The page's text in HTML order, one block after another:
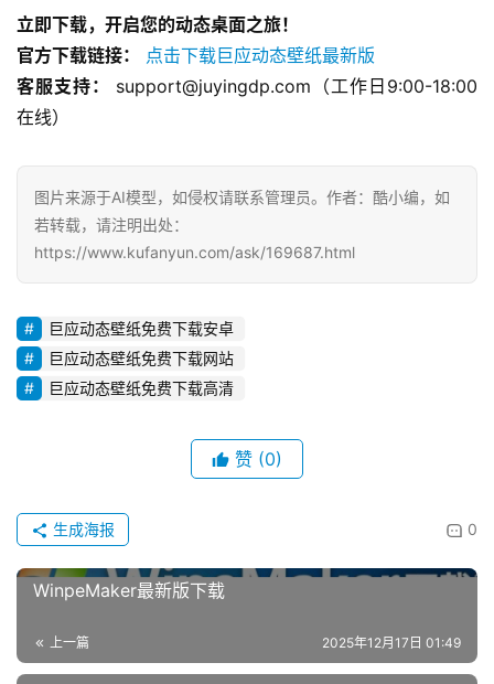
立即下载，开启您的动态桌面之旅！
官方下载链接：
点击下载巨应动态壁纸最新版
客服支持：
support@juyingdp.com（工作日9:00-18:00
在线）
图片来源于AI模型，如侵权请联系管理员。作者：酷小编，如
若转载，请注明出处：
https://www.kufanyun.com/ask/169687.html
巨应动态壁纸免费下载安卓
巨应动态壁纸免费下载网站
巨应动态壁纸免费下载高清
赞 (0)
0
生成海报
WinpeMaker最新版下载
上一篇 2025年12月17日 01:49